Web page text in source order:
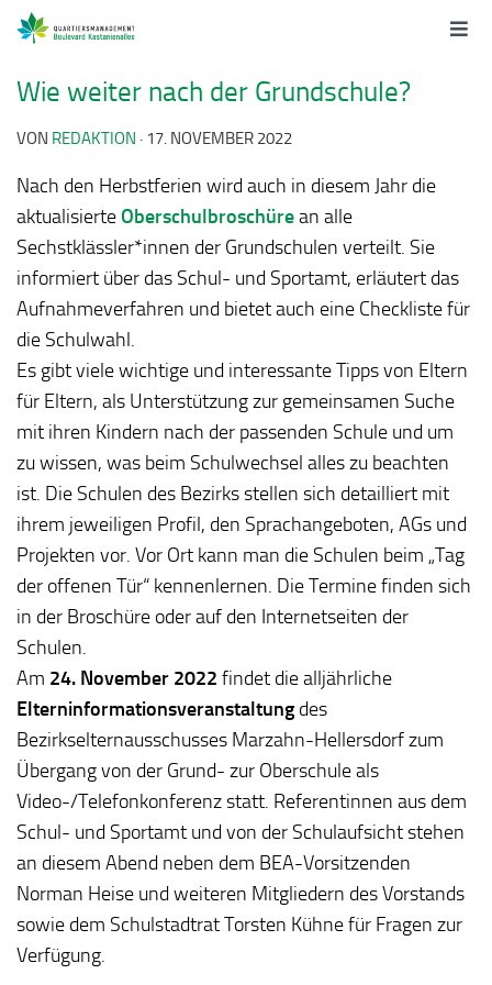
Wie weiter nach der Grundschule?
VON REDAKTION · 17. NOVEMBER 2022
Nach den Herbstferien wird auch in diesem Jahr die
aktualisierteOberschulbroschürean alle
Sechstklässler*innen der Grundschulen verteilt. Sie
informiert über das Schul- und Sportamt, erläutert das
Aufnahmeverfahren und bietet auch eine Checkliste für
die Schulwahl.
Es gibt viele wichtige und interessante Tipps von Eltern
für Eltern, als Unterstützung zur gemeinsamen Suche
mit ihren Kindern nach der passenden Schule und um
zu wissen, was beim Schulwechsel alles zu beachten
ist. Die Schulen des Bezirks stellen sich detailliert mit
ihrem jeweiligen Profil, den Sprachangeboten, AGs und
Projekten vor. Vor Ort kann man die Schulen beim „Tag
der offenen Tür“ kennenlernen. Die Termine finden sich
in der Broschüre oder auf den Internetseiten der
Schulen.
Am 24. November 2022 findet die alljährliche
Elterninformationsveranstaltungdes
Bezirkselternausschusses Marzahn-Hellersdorf zum
Übergang von der Grund- zur Oberschule als
Video-/Telefonkonferenz statt. Referentinnen aus dem
Schul- und Sportamt und von der Schulaufsicht stehen
an diesem Abend neben dem BEA-Vorsitzenden
Norman Heise und weiteren Mitgliedern des Vorstands
sowie dem Schulstadtrat Torsten Kühne für Fragen zur
Verfügung.